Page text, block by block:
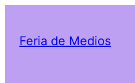
Feria de Medios